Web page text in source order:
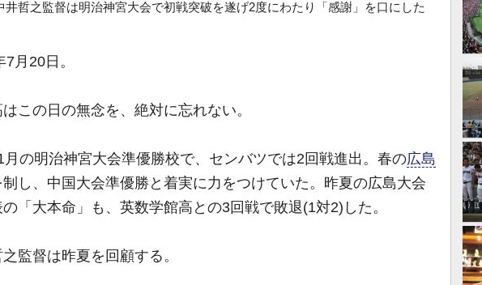
井哲之監督は明治神宮大会で初戦突破を遂げ2度にわたり「感謝」を口にした
月20日。
この日の無念を、絶対に忘れない。
の明治神宮大会準優勝校で、センバツでは2回戦進出。春の広島
し、中国大会準優勝と着実に力をつけていた。昨夏の広島大会
「大本命」も、英数学館高との3回戦で敗退(1対2)した。
監督は昨夏を回顧する。